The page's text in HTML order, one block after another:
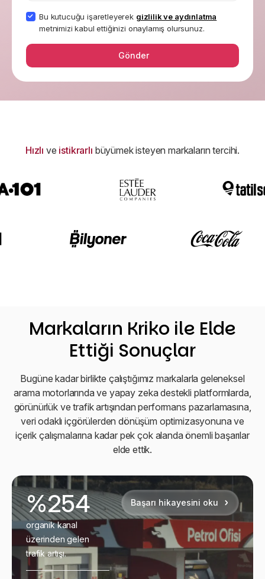
En son güncelleme ve duyurular
Bu kutucuğu işaretleyerek gizlilik ve aydınlatma
metnimizi kabul ettiğinizi onaylamış olursunuz.
Gönder
Hızlı ve istikrarlı büyümek isteyen markaların tercihi.
Markaların Kriko ile Elde
Ettiği Sonuçlar
Bugüne kadar birlikte çalıştığımız markalarla geleneksel
arama motorlarında ve yapay zeka destekli platformlarda,
görünürlük ve trafik artışından performans pazarlamasına,
veri odaklı içgörülerden dönüşüm optimizasyonuna ve
içerik çalışmalarına kadar pek çok alanda önemli başarılar
elde ettik.
%254
organik kanal
üzerinden gelen
trafik artışı.
Başarı hikayesini oku